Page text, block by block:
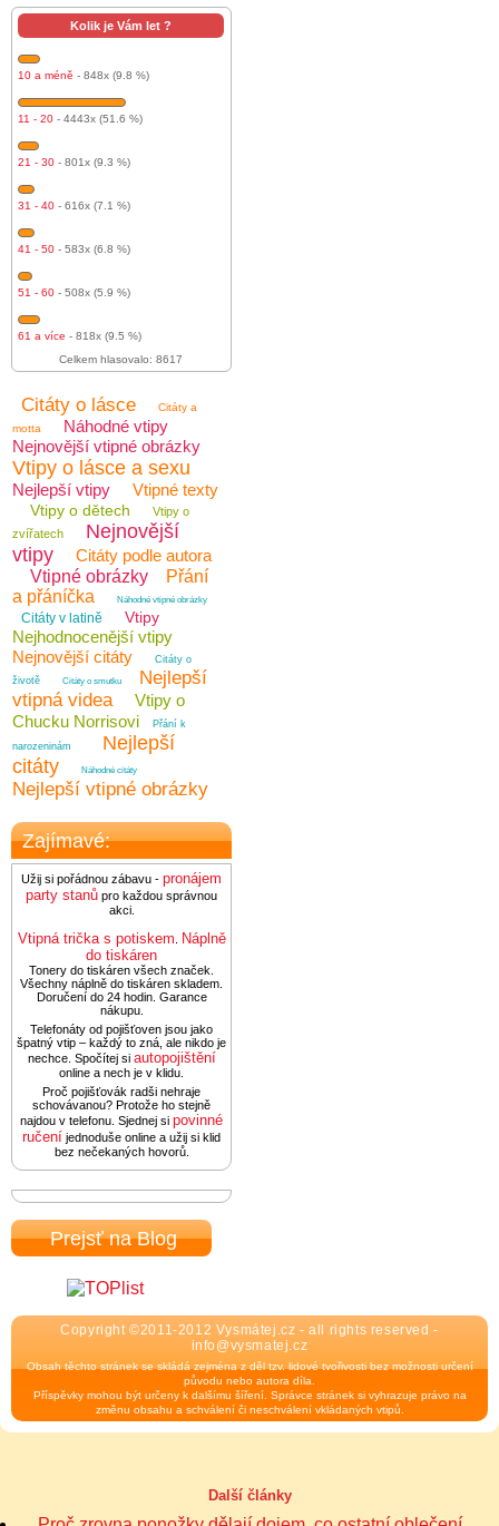
Kolik je Vám let ?
10 a méně - 848x (9.8 %)
11 - 20 - 4443x (51.6 %)
21 - 30 - 801x (9.3 %)
31 - 40 - 616x (7.1 %)
41 - 50 - 583x (6.8 %)
51 - 60 - 508x (5.9 %)
61 a více - 818x (9.5 %)
Celkem hlasovalo: 8617
Citáty o lásce
Citáty a
motta
Náhodné vtipy
Nejnovější vtipné obrázky
Vtipy o lásce a sexu
Nejlepší vtipy Vtipné texty
Vtipy o dětech
Vtipy o
zvířatech
Nejnovější
vtipy
Citáty podle autora
Vtipné obrázky
Přání
a přáníčka
Náhodné vtipné obrázky
Citáty v latině Vtipy
Nejhodnocenější vtipy
Nejnovější citáty
Citáty o
životě
Citáty o smutku
Nejlepší
vtipná videa
Vtipy o
Chucku Norrisovi
Přání k
narozeninám
Nejlepší
citáty
Náhodné citáty
Nejlepší vtipné obrázky
Zajímavé:
Užij si pořádnou zábavu - pronájem
party stanů pro každou správnou
akci.
Vtipná trička s potiskem Náplně
do tiskáren
Tonery do tiskáren všech značek.
Všechny náplně do tiskáren skladem.
Doručení do 24 hodin. Garance
nákupu.
Telefonáty od pojišťoven jsou jako
špatný vtip – každý to zná, ale nikdo je
nechce. Spočítej si autopojištění
online a nech je v klidu.
Proč pojišťovák radši nehraje
schovávanou? Protože ho stejně
najdou v telefonu. Sjednej si povinné
ručení jednoduše online a užij si klid
bez nečekaných hovorů.
Prejsť na Blog
Copyright ©2011-2012 Vysmátej.cz - all rights reserved -
info@vysmatej.cz
Obsah těchto stránek se skládá zejména z děl tzv. lidové tvořivosti bez možnosti určení
původu nebo autora díla.
Příspěvky mohou být určeny k dalšímu šíření. Správce stránek si vyhrazuje právo na
změnu obsahu a schválení či neschválení vkládaných vtipů.
Další články